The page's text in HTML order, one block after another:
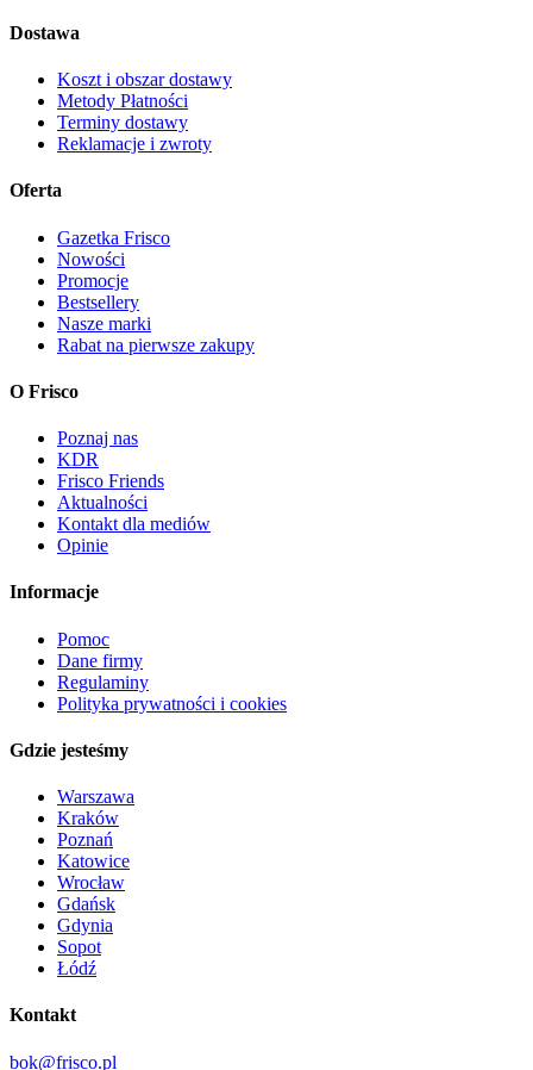
Dostawa
Koszt i obszar dostawy
Metody Płatności
Terminy dostawy
Reklamacje i zwroty
Oferta
Gazetka Frisco
Nowości
Promocje
Bestsellery
Nasze marki
Rabat na pierwsze zakupy
O Frisco
Poznaj nas
KDR
Frisco Friends
Aktualności
Kontakt dla mediów
Opinie
Informacje
Pomoc
Dane firmy
Regulaminy
Polityka prywatności i cookies
Gdzie jesteśmy
Warszawa
Kraków
Poznań
Katowice
Wrocław
Gdańsk
Gdynia
Sopot
Łódź
Kontakt
bok@frisco.pl